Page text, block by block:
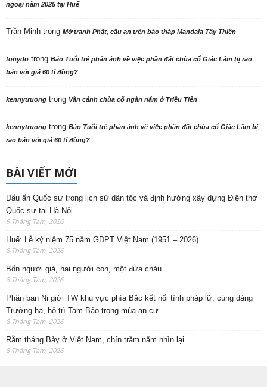
ngoại năm 2025 tại Huế
Trần Minh trong Mở tranh Phật, cầu an trên bảo tháp Mandala Tây Thiên
tonydo trong Báo Tuổi trẻ phản ảnh về việc phần đất chùa cổ Giác Lâm bị rao
bán với giá 60 tỉ đồng?
kennytruong trong Vãn cảnh chùa cổ ngàn năm ở Triều Tiên
kennytruong trong Báo Tuổi trẻ phản ảnh về việc phần đất chùa cổ Giác Lâm bị
rao bán với giá 60 tỉ đồng?
BÀI VIẾT MỚI
Dấu ấn Quốc sư trong lịch sử dân tộc và định hướng xây dựng Điện thờ
Quốc sư tại Hà Nội
9 Tháng Tám, 2026
Huế: Lễ kỷ niệm 75 năm GĐPT Việt Nam (1951 – 2026)
8 Tháng Tám, 2026
Bốn người già, hai người con, một đứa cháu
8 Tháng Tám, 2026
Phân ban Ni giới TW khu vực phía Bắc kết nối tình pháp lữ, cúng dàng
Trường hạ, hộ trì Tam Bảo trong mùa an cư
8 Tháng Tám, 2026
Rằm tháng Bảy ở Việt Nam, chín trăm năm nhìn lại
8 Tháng Tám, 2026